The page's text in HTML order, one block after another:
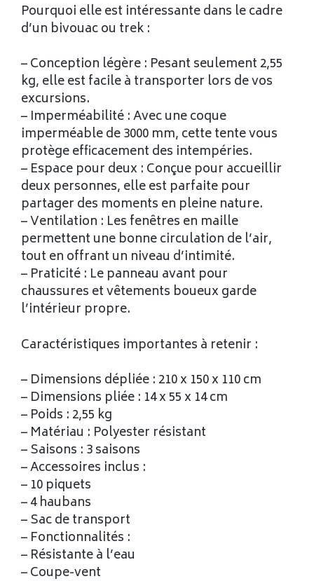
Pourquoi elle est intéressante dans le cadre
d’un bivouac ou trek :
– Conception légère : Pesant seulement 2,55
kg, elle est facile à transporter lors de vos
excursions.
– Imperméabilité : Avec une coque
imperméable de 3000 mm, cette tente vous
protège efficacement des intempéries.
– Espace pour deux : Conçue pour accueillir
deux personnes, elle est parfaite pour
partager des moments en pleine nature.
– Ventilation : Les fenêtres en maille
permettent une bonne circulation de l’air,
tout en offrant un niveau d’intimité.
– Praticité : Le panneau avant pour
chaussures et vêtements boueux garde
l’intérieur propre.
Caractéristiques importantes à retenir :
– Dimensions dépliée : 210 x 150 x 110 cm
– Dimensions pliée : 14 x 55 x 14 cm
– Poids : 2,55 kg
– Matériau : Polyester résistant
– Saisons : 3 saisons
– Accessoires inclus :
– 10 piquets
– 4 haubans
– Sac de transport
– Fonctionnalités :
– Résistante à l’eau
– Coupe-vent